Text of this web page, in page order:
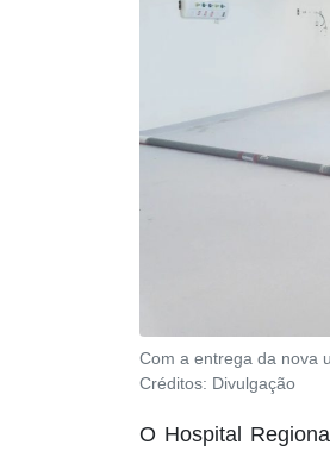
Com a entrega da nova
Créditos: Divulgação
O Hospital